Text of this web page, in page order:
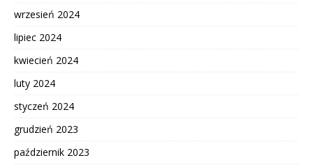
wrzesień 2024
lipiec 2024
kwiecień 2024
luty 2024
styczeń 2024
grudzień 2023
październik 2023